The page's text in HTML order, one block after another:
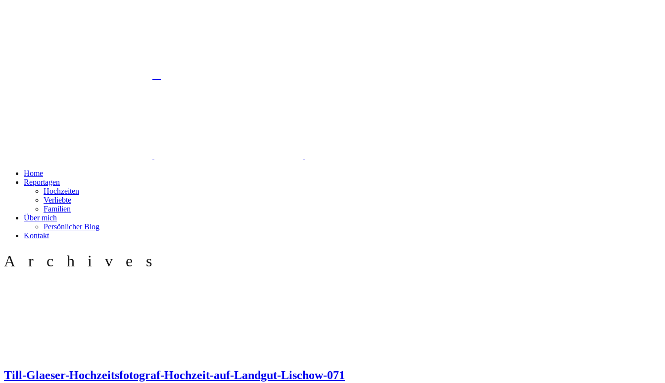
Home
Reportagen
Hochzeiten
Verliebte
Familien
Über mich
Persönlicher Blog
Kontakt
Archives
Till-Glaeser-Hochzeitsfotograf-Hochzeit-auf-Landgut-Lischow-071